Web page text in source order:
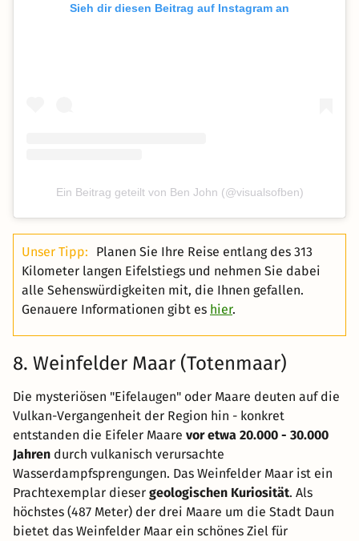
Sieh dir diesen Beitrag auf Instagram an
Ein Beitrag geteilt von Ben John (@visualsofben)
Unser Tipp:
Planen Sie Ihre Reise entlang des 313
Kilometer langen Eifelstiegs und nehmen Sie dabei
alle Sehenswürdigkeiten mit, die Ihnen gefallen.
Genauere Informationen gibt es hier.
8. Weinfelder Maar (Totenmaar)
Die mysteriösen "Eifelaugen" oder Maare deuten auf die
Vulkan-Vergangenheit der Region hin - konkret
entstanden die Eifeler Maare vor etwa 20.000 - 30.000
Jahren durch vulkanisch verursachte
Wasserdampfsprengungen. Das Weinfelder Maar ist ein
Prachtexemplar dieser geologischen Kuriosität. Als
höchstes (487 Meter) der drei Maare um die Stadt Daun
bietet das Weinfelder Maar ein schönes Ziel für